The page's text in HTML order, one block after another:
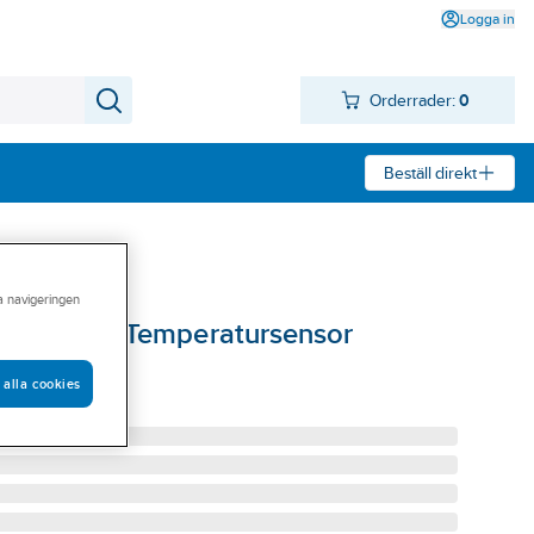
Logga in
Orderrader: 0
Beställ direkt
U/N I/O Temperatursensor
O TS
navigeringen
alla cookies